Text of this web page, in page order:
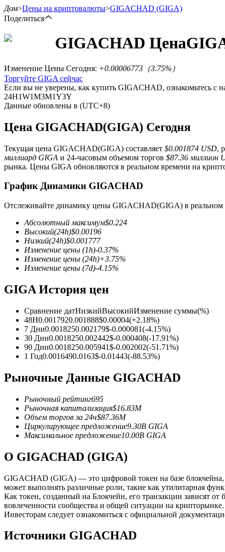
USDT-фьючерсы
Фьючерсы с использованием USDT в качестве
Фьючерсы на COIN-M
Криптовалютные фьючерсы
TradFi
Деривативы на акции, форекс, драгоценные металлы и
Фьючерсы с использованием USDC в качестве
Дом>Цены на криптовалюты>GIGACHAD (GIGA)
Поделиться
GIGACHAD Цена
Изменение Цены Сегодня: +0.00006773 （3.75%）
Торгуйте GIGA сейчас
Если вы не уверены, как купить GIGACHAD, ознакомьтесь с
24H1W1M3M1Y3Y
Данные обновлены в (UTC+8)
Цена GIGACHAD(GIGA) Сегодня
Текущая цена GIGACHAD(GIGA) составляет $0.001874 USD,
миллиард GIGA и 24-часовым объемом торгов $87.36 миллион
рынка. Цены GIGA обновляются в реальном времени на
График Динамики GIGACHAD
Отслеживайте динамику цены GIGACHAD(GIGA) в реальном
Абсолютный максимум$0.224
Высокий(24h)$0.00196
Низкий(24h)$0.001777
Изменение цены (1h)-0.37%
Изменение цены (24h)+3.75%
Изменение цены (7d)-4.15%
GIGA История цен
Сравнение датНизкийВысокийИзменение суммы(%)
48H0.0017920.001888$0.00004(+2.18%)
7 Дни0.0018250.002179$-0.000081(-4.15%)
30 Дни0.0018250.002442$-0.000408(-17.91%)
90 Дни0.0018250.005941$-0.002002(-51.71%)
1 Год0.0016490.0163$-0.01443(-88.53%)
Рыночные Данные GIGACHAD
Рыночный рейтинг695
Рыночная капитализация$16.83M
Объем торгов за 24ч$87.36M
Циркулирующее предложение9.30B GIGA
Максимальное предложение10.00B GIGA
О GIGACHAD (GIGA)
GIGACHAD (GIGA) — это цифровой токен на базе
может выполнять различные роли, такие как утилитарная
Как токен, созданный на Блокчейн, его транзакции зависят
вовлеченности сообщества и общей ситуации на крипторынке.
Инвесторам следует ознакомиться с официальной
Источники GIGACHAD